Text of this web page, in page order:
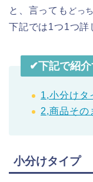
と、言っても どっ
下記では1つ1つ詳
✔︎下記で紹
1,小分けタ
2,商品その
小分けタイプ